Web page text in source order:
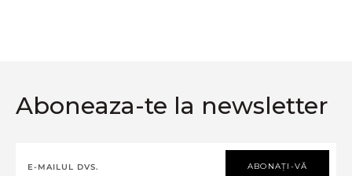
Aboneaza-te la newsletter
ABONAȚI-VĂ